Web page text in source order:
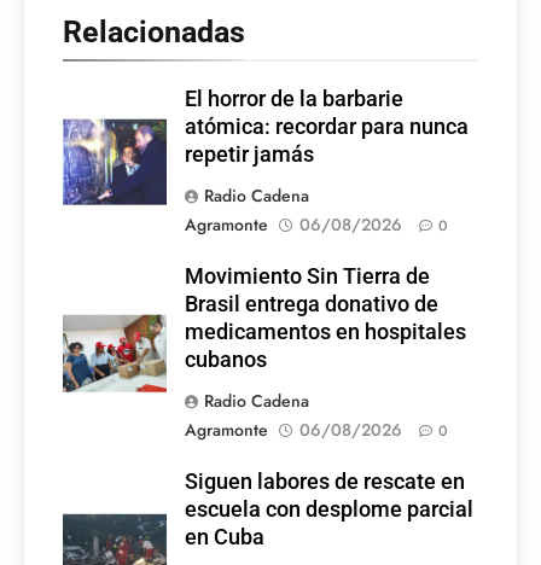
Relacionadas
El horror de la barbarie
atómica: recordar para nunca
repetir jamás
Radio Cadena
Agramonte
06/08/2026 0
Movimiento Sin Tierra de
Brasil entrega donativo de
medicamentos en hospitales
cubanos
Radio Cadena
Agramonte
06/08/2026 0
Siguen labores de rescate en
escuela con desplome parcial
en Cuba